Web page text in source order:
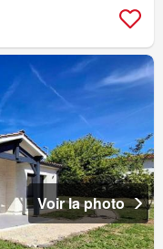
Voir la photo